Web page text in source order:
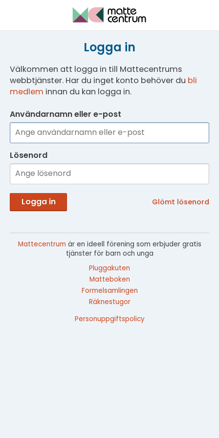
Logga in
Välkommen att logga in till Mattecentrums
webbtjänster. Har du inget konto behöver du bli
medlem innan du kan logga in.
Användarnamn eller e-post
Lösenord
Logga in Glömt lösenord
Mattecentrum är en ideell förening som erbjuder gratis
tjänster för barn och unga
Pluggakuten
Matteboken
Formelsamlingen
Räknestugor
Personuppgiftspolicy